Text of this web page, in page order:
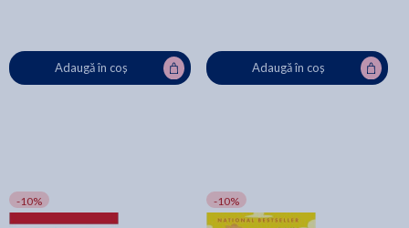
Adaugă în coș Adaugă în coș
-10% -10%